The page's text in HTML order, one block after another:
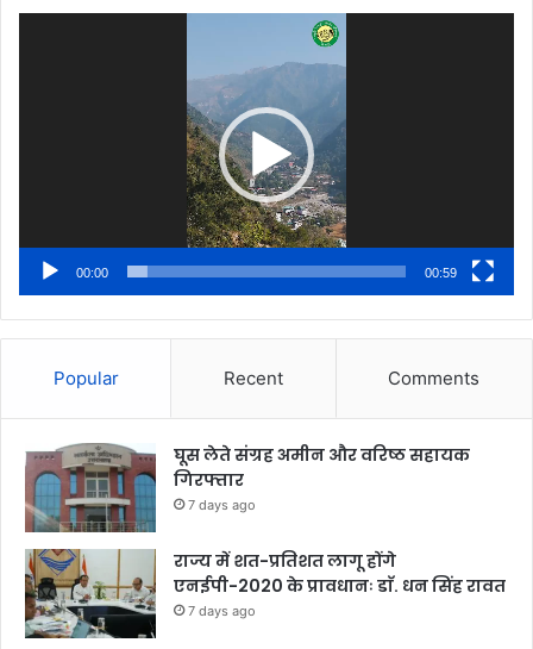
00:00 00:59
Popular Recent Comments
घूस लेते संग्रह अमीन और वरिष्ठ सहायक
गिरफ्तार
7 days ago
राज्य में शत-प्रतिशत लागू होंगे
एनईपी-2020 के प्रावधानः डाॅ. धन सिंह रावत
7 days ago